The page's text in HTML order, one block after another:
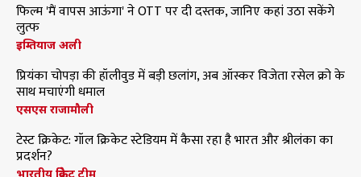
फिल्म 'मैं वापस आऊंगा' ने OTT पर दी दस्तक, जानिए कहां उठा सकेंगे
लुत्फ
इम्तियाज अली
प्रियंका चोपड़ा की हॉलीवुड में बड़ी छलांग, अब ऑस्कर विजेता रसेल क्रो के
साथ मचाएंगी धमाल
एसएस राजामौली
टेस्ट क्रिकेट: गॉल क्रिकेट स्टेडियम में कैसा रहा है भारत और श्रीलंका का
प्रदर्शन?
भारतीय क्रिकेट टीम